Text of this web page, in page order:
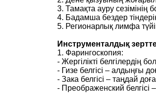
3. Тамақта ауру сезімінің
4. Бадамша бездер
5. Регионарлық лимфа
Инструменталдық
1. Фарингоскопия:
- Жергілікті белгілердің
- Гизе белгісі – алдыңғы
- Зака белгісі – таңдай
- Преображенский